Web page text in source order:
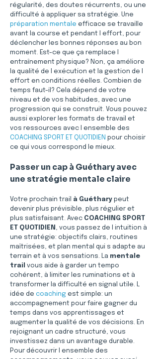
régularité, des doutes récurrents, ou une
difficulté à appliquer sa stratégie. Une
préparation mentale efficace se travaille
avant la course et pendant l effort, pour
déclencher les bonnes réponses au bon
moment. Est-ce que ça remplace l
entraînement physique? Non, ça améliore
la qualité de l exécution et la gestion de l
effort en conditions réelles. Combien de
temps faut-il? Cela dépend de votre
niveau et de vos habitudes, avec une
progression qui se construit. Vous pouvez
aussi explorer les formats de travail et
vos ressources avec l ensemble des
COACHING SPORT ET QUOTIDIEN pour choisir
ce qui vous correspond le mieux.
Passer un cap à Guéthary avec
une stratégie mentale claire
Votre prochain trail à Guéthary peut
devenir plus prévisible, plus régulier et
plus satisfaisant. Avec COACHING SPORT
ET QUOTIDIEN , vous passez de l intuition à
une stratégie: objectifs clairs, routines
maîtrisées, et plan mental qui s adapte au
terrain et à vos sensations. La mentale
trail
vous aide à garder un tempo
cohérent, à limiter les ruminations et à
transformer la difficulté en signal utile. L
idée de coaching est simple: un
accompagnement pour faire gagner du
temps dans vos apprentissages et
augmenter la qualité de vos décisions. En
rejoignant un cadre structuré, vous
investissez dans un avantage durable.
Pour découvrir l ensemble des